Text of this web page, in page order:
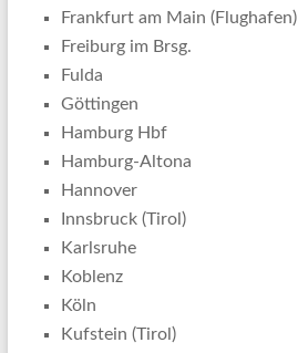
Frankfurt am Main (Flughafen)
Freiburg im Brsg.
Fulda
Göttingen
Hamburg Hbf
Hamburg-Altona
Hannover
Innsbruck (Tirol)
Karlsruhe
Koblenz
Köln
Kufstein (Tirol)